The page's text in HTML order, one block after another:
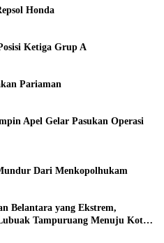
Honda
Ketiga Grup A
Pariaman
Apel Gelar Pasukan Operasi
Dari Menkopolhukam
Belantara yang Ekstrem,
Tampuruang Menuju Koto